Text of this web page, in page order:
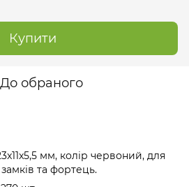
Купити
До обраного
мм, колір червоний, для
та фортець.